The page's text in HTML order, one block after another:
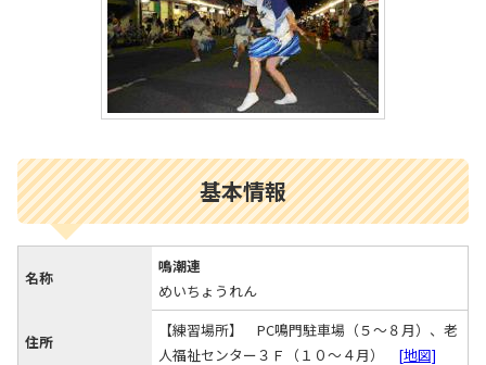
基本情報
名称
鳴潮連
めいちょうれん
住所
【練習場所】 PC鳴門駐車場（５～８月）、老
人福祉センター３Ｆ（１０～４月） [地図]